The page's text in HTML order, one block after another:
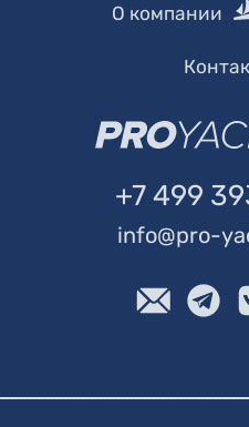
О компании
+7 499
info@pro-